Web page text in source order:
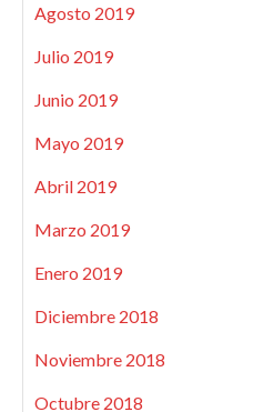
Agosto 2019
Julio 2019
Junio 2019
Mayo 2019
Abril 2019
Marzo 2019
Enero 2019
Diciembre 2018
Noviembre 2018
Octubre 2018